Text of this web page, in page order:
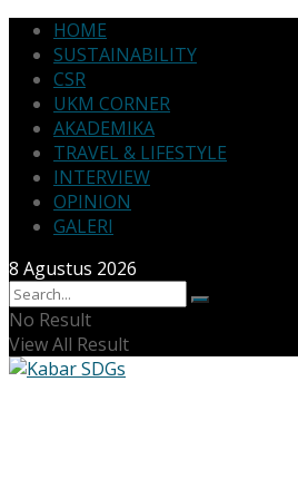
HOME
SUSTAINABILITY
CSR
UKM CORNER
AKADEMIKA
TRAVEL & LIFESTYLE
INTERVIEW
OPINION
GALERI
8 Agustus 2026
No Result
View All Result